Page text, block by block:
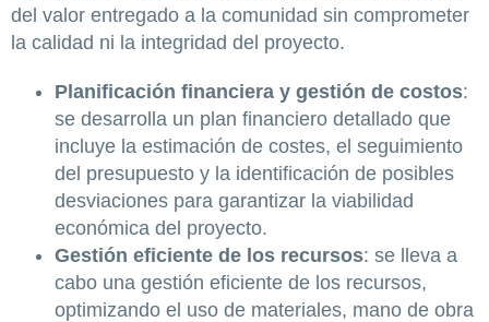
del valor entregado a la comunidad sin comprometer
la calidad ni la integridad del proyecto.
Planificación financiera y gestión de costos:
se desarrolla un plan financiero detallado que
incluye la estimación de costes, el seguimiento
del presupuesto y la identificación de posibles
desviaciones para garantizar la viabilidad
económica del proyecto.
Gestión eficiente de los recursos: se lleva a
cabo una gestión eficiente de los recursos,
optimizando el uso de materiales, mano de obra